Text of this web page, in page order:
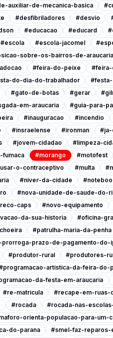
auxiliar-de-mecanica-basica
#desfibriladores #desvio
#educacao #educard
#escola #escola-jacomel
sobre-os-bairros-de-araucaria
#feira-do-peixe
do-dia-do-trabalhador
#gato-de-botas #gerar
em-araucaria #guia-para-
#inauguracao #incendio
#insraelense #ironman
#jovem-cidadao #limpeza-
fumaca #morango #motofest
o-contraceptivo #multa
#niver-da-cidade
#nova-unidade-de-saude-do-
caps #novo-equipamento
da-sua-historia #oficina-
#patrulha-maria-da-penha
prorroga-prazo-de-pagamento-do-
#produtor-rural
#produtores-
artistica-da-feira-
da-festa-em-araucaria
#re-matricula #recape-em-ruas-
#rocada #rocada-nas-
orienta-populacao-para-um-
do-parana #smel-faz-